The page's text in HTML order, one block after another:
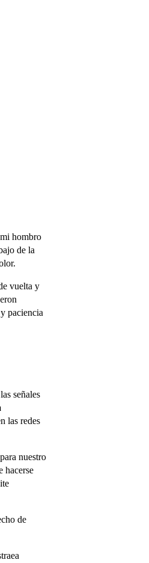
hombro
de la
vuelta y
paciencia
señales
las redes
nuestro
hacerse
de